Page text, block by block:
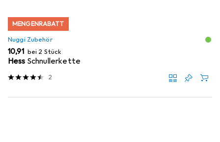
MENGENRABATT
Nuggi Zubehör
EUR
10,91 bei 2 Stück
Hess Schnullerkette
2